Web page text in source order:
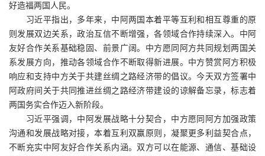
好造福两国人民。
习近平指出，多年来，中阿两国本着平等互利和相互尊重的原
则发展双边关系，政治互信不断增强，各领域合作持续深入。中阿
友好合作关系基础稳固、前景广阔。中方愿同阿方共同规划两国关
系发展方向，推动各领域合作不断取得新进展。中方赞赏阿方积极
响应和支持中方关于共建丝绸之路经济带的倡议。今天双方签署中
阿政府间关于共同推进丝绸之路经济带建设的谅解备忘录，标志着
两国务实合作迈入新阶段。
习近平强调，中阿发展战略十分契合，中方愿同阿方加强政策
沟通和发展战略对接，本着互利双赢原则，凝聚更多利益契合点，
不断充实中阿友好合作关系内涵。双方可以在能源、通信、基础设